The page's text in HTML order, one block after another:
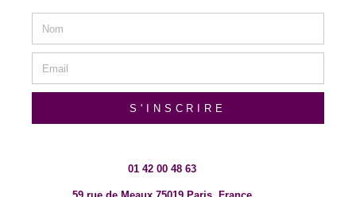
S'INSCRIRE
01 42 00 48 63